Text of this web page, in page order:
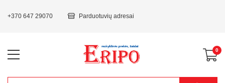
+370 647 29070 Parduotuvių adresai
0